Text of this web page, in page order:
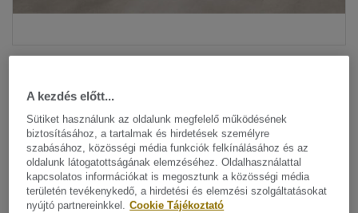
Minden dizájn megtekitése. (200)
All Accessories|Befejező munkák|Szegélylécek
A kezdés előtt...
Sütiket használunk az oldalunk megfelelő működésének
biztosításához, a tartalmak és hirdetések személyre
szabásához, közösségi média funkciók felkínálásához és az
oldalunk látogatottságának elemzéséhez. Oldalhasználattal
kapcsolatos információkat is megosztunk a közösségi média
területén tevékenykedő, a hirdetési és elemzési szolgáltatásokat
nyújtó partnereinkkel. Cookie Tájékoztató